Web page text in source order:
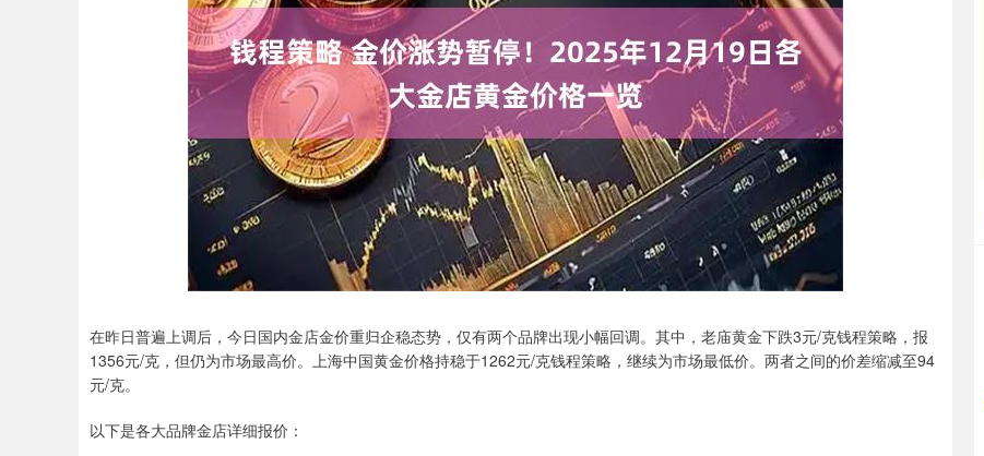
在昨日普遍上调后，今日国内金店金价重归企稳态势，仅有两个品牌出现小幅回调。其中，老庙黄金下跌3元/克钱程策略，报
1356元/克，但仍为市场最高价。上海中国黄金价格持稳于1262元/克钱程策略，继续为市场最低价。两者之间的价差缩减至94
元/克。
以下是各大品牌金店详细报价：
上证指数 3900.35 21.92 0.57% 深证成指 14110.12 -34.08